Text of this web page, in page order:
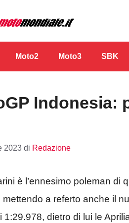
Moto2 Moto3 SBK
Indonesia:
2023 di Redazione
è l’ennesimo poleman di
mettendo a referto anche il
1:29.978, dietro di lui le